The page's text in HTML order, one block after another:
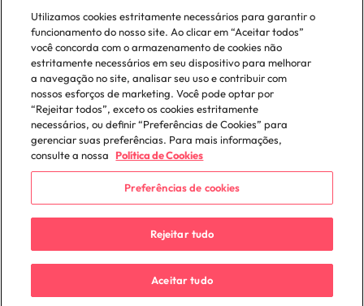
As nossas políticas
Politica Privacidade
Politica de cookies
Política de Biblioteca
Politica de escravidão moderna
O nosso escritório em
Portugal
Lisboa
© 2025 Robert Walters Plc. All Rights Reserved.
Utilizamos cookies estritamente necessários para garantir o
funcionamento do nosso site. Ao clicar em “Aceitar todos”
você concorda com o armazenamento de cookies não
estritamente necessários em seu dispositivo para melhorar
a navegação no site, analisar seu uso e contribuir com
nossos esforços de marketing. Você pode optar por
“Rejeitar todos”, exceto os cookies estritamente
necessários, ou definir “Preferências de Cookies” para
gerenciar suas preferências. Para mais informações,
consulte a nossa
Política de Cookies
Preferências de cookies
Rejeitar tudo
Aceitar tudo